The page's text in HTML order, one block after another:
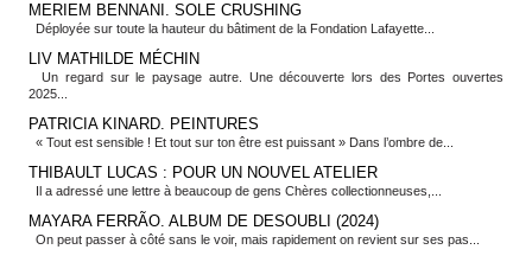
MERIEM BENNANI. SOLE CRUSHING
Déployée sur toute la hauteur du bâtiment de la Fondation Lafayette...
LIV MATHILDE MÉCHIN
Un regard sur le paysage autre. Une découverte lors des Portes ouvertes
2025...
PATRICIA KINARD. PEINTURES
« Tout est sensible ! Et tout sur ton être est puissant » Dans l’ombre de...
THIBAULT LUCAS : POUR UN NOUVEL ATELIER
Il a adressé une lettre à beaucoup de gens Chères collectionneuses,...
MAYARA FERRÃO. ALBUM DE DESOUBLI (2024)
On peut passer à côté sans le voir, mais rapidement on revient sur ses pas...